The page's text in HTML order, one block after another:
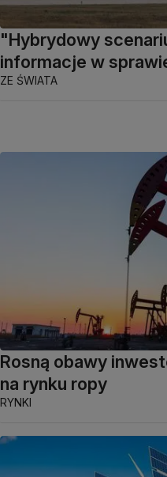
"Hybrydowy
informacje w
ZE ŚWIATA
Rosną obawy
na rynku ropy
RYNKI